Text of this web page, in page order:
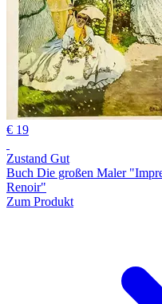
€ 19
Zustand Gut
Buch Die großen Maler
Renoir"
Zum Produkt